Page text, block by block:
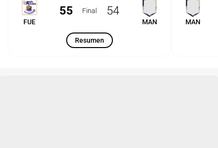
FUE
55 Final 54
MAN
Resumen
MAN